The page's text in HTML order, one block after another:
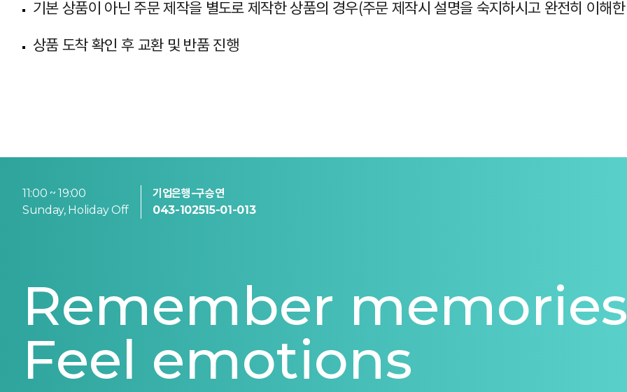
기본 상품이 아닌 주문 제작을 별도로 제작한 상품의 경우(주문 제작시 설명을 숙지하시고 완전히 이해
상품 도착 확인 후 교환 및 반품 진행
11:00 ~ 19:00
Sunday, Holiday Off
기업은행-구승연
043-102515-01-013
Remember memories
Feel emotions